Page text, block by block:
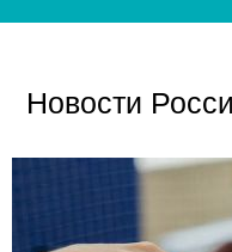
Новости